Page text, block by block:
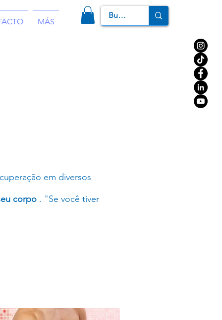
MÁS
em diversos
corpo . "Se você tiver